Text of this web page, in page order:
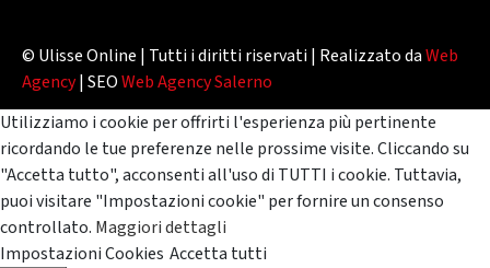
© Ulisse Online | Tutti i diritti riservati | Realizzato daWeb
Agency| SEOWeb Agency Salerno
Utilizziamo i cookie per offrirti l'esperienza più pertinente
ricordando le tue preferenze nelle prossime visite. Cliccando su
"Accetta tutto", acconsenti all'uso di TUTTI i cookie. Tuttavia,
puoi visitare "Impostazioni cookie" per fornire un consenso
controllato. Maggiori dettagli
Impostazioni Cookies Accetta tutti